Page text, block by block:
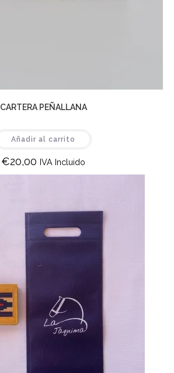
CARTERA PEÑALLANA
Añadir al carrito
€20,00 IVA Incluido